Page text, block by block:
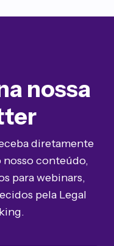
nossa
diretamente
nosso conteúdo,
para webinars,
pela Legal